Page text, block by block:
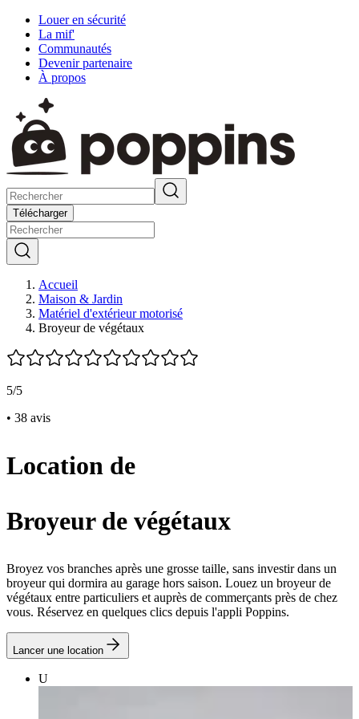
Louer en sécurité
La mif'
Communautés
Devenir partenaire
À propos
Télécharger
Accueil
Maison & Jardin
Matériel d'extérieur motorisé
Broyeur de végétaux
5/5
• 38 avis
Location de
Broyeur de végétaux
Broyez vos branches après une grosse taille, sans investir dans un
broyeur qui dormira au garage hors saison. Louez un broyeur de
végétaux entre particuliers et auprès de commerçants près de chez
vous. Réservez en quelques clics depuis l'appli Poppins.
Lancer une location
U